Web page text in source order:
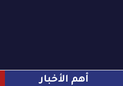
أهم الأخبار